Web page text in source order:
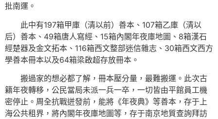
批南運。
此中有197箱甲庫（清以前）善本、107箱乙庫（清以
后）善本、49箱唐人寫經、15箱內閣年夜庫地圖、8箱漢石
經楚器及金文拓本、116箱西文整部迷信雜志、30箱西文西方
學善本冊本以及64箱梁啟超存放冊本。
搬過家的想必都了解，冊本壓分量，最難搬運。此次古
籍年夜轉移，公民當局未派一兵一卒，一切皆由平館員工機
密停止。周全抗戰迸發前，能將《年夜典》等善本，存于上
海公共租界，將內閣年夜庫地圖等，存于南京地質查詢拜訪